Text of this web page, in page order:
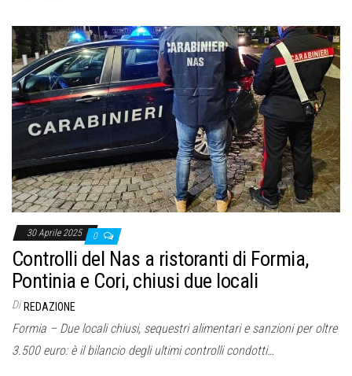
30 Aprile 2025 0
Controlli del Nas a ristoranti di Formia,
Pontinia e Cori, chiusi due locali
Di REDAZIONE
Formia – Due locali chiusi, sequestri alimentari e sanzioni per oltre
3.500 euro: è il bilancio degli ultimi controlli condotti…